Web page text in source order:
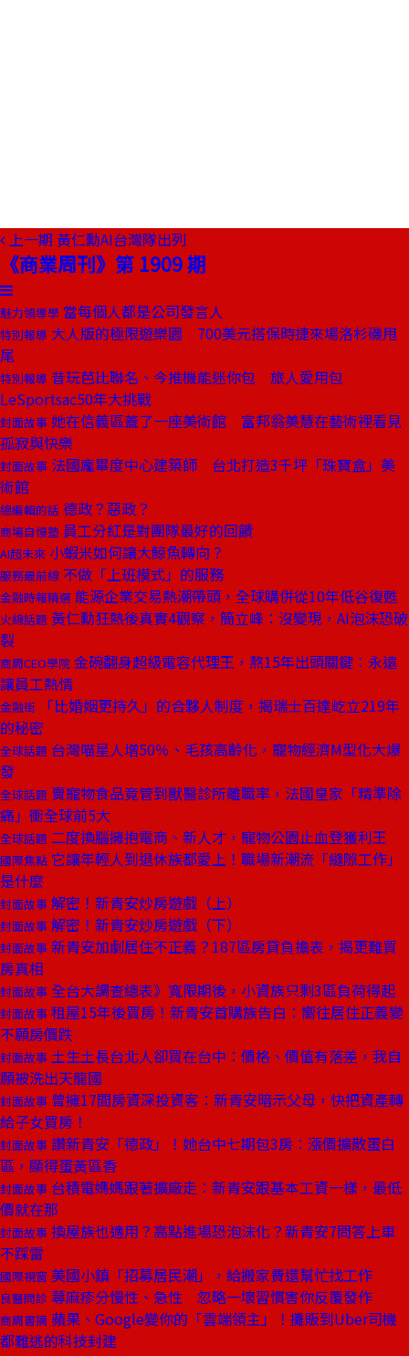
上一期 黃仁勳AI台灣隊出列
《商業周刊》第 1909 期
魅力領導學 當每個人都是公司發言人
特別報導 大人版的極限遊樂園 700美元搭保時捷來場洛杉磯甩
尾
特別報導 昔玩芭比聯名、今推機能迷你包 旅人愛用包
LeSportsac50年大挑戰
封面故事 她在信義區蓋了一座美術館 富邦翁美慧在藝術裡看見
孤寂與快樂
封面故事 法國龐畢度中心建築師 台北打造3千坪「珠寶盒」美
術館
總編輯的話 德政？惡政？
商場自慢塾 員工分紅是對團隊最好的回饋
AI超未來 小蝦米如何讓大鯨魚轉向？
服務最前線 不做「上班模式」的服務
金融時報精選 能源企業交易熱潮帶頭，全球購併從10年低谷復甦
火線話題 黃仁勳狂熱後真實4觀察，簡立峰：沒變現，AI泡沫恐破
裂
商周CEO學院 金碗翻身超級電容代理王，熬15年出頭關鍵：永遠
讓員工熱情
金融街
「比婚姻更持久」的合夥人制度，揭瑞士百達屹立219年
的秘密
全球話題 台灣喵星人增50％、毛孩高齡化，寵物經濟M型化大爆
發
全球話題 賣寵物食品竟管到獸醫診所離職率，法國皇家「精準除
痛」衝全球前5大
全球話題 二度換腦擁抱電商、新人才，寵物公園止血登獲利王
國際焦點 它讓年輕人到退休族都愛上！職場新潮流「縫隙工作」
是什麼
封面故事 解密！新青安炒房遊戲（上）
封面故事 解密！新青安炒房遊戲（下）
封面故事 新青安加劇居住不正義？187區房貸負擔表，揭更難買
房真相
封面故事 全台大調查總表》寬限期後，小資族只剩3區負荷得起
封面故事 租屋15年後買房！新青安首購族告白：嚮往居住正義變
不願房價跌
封面故事 土生土長台北人卻買在台中：價格、價值有落差，我自
願被洗出天龍國
封面故事 曾擁17間房資深投資客：新青安暗示父母，快把資產轉
給子女買房！
封面故事 讚新青安「德政」！她台中七期包3房：漲價擴散蛋白
區，顯得蛋黃區香
封面故事 台積電媽媽跟著擴廠走：新青安跟基本工資一樣，最低
價就在那
封面故事 換屋族也適用？高點進場恐泡沫化？新青安7問答上車
不踩雷
國際視窗 美國小鎮「招募居民潮」，給搬家費還幫忙找工作
良醫問診 蕁麻疹分慢性、急性 忽略一壞習慣害你反覆發作
商周書摘 蘋果、Google變你的「雲端領主」！攤販到Uber司機
都難逃的科技封建